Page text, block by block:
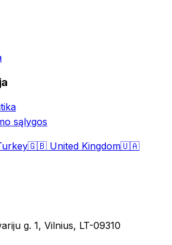
sąlygos
🇬🇧 United Kingdom🇺🇦
g. 1, Vilnius, LT-09310